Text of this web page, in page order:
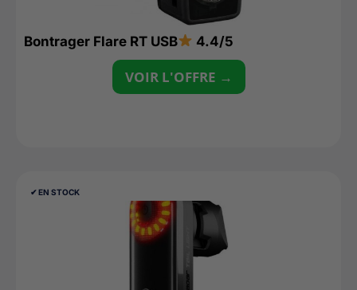
Bontrager Flare RT USB 4.4/5
VOIR L'OFFRE →
✔︎ EN STOCK